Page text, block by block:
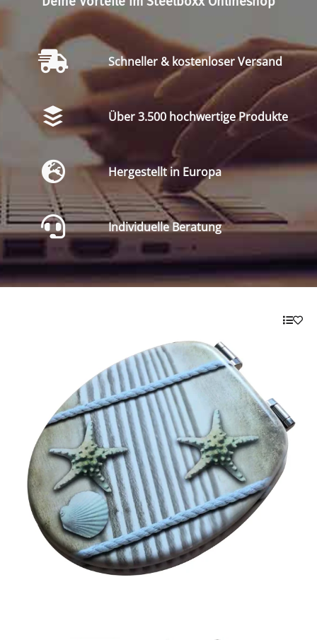
Schneller & kostenloser Versand
Über 3.500 hochwertige Produkte
Hergestellt in Europa
Individuelle Beratung